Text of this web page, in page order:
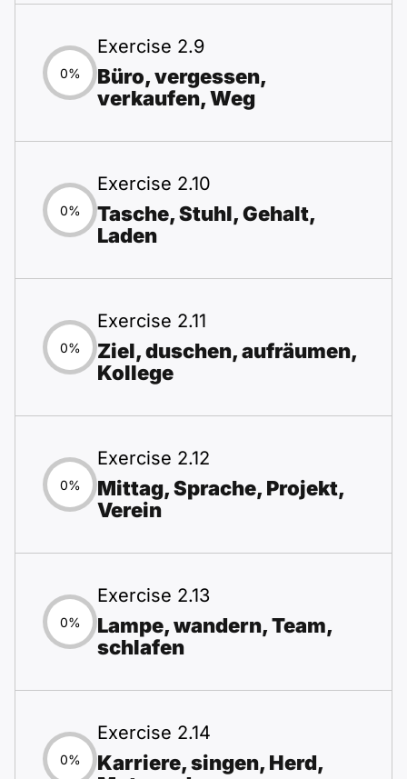
0%
Exercise 2.9
Büro, vergessen,
verkaufen, Weg
0%
Exercise 2.10
Tasche, Stuhl, Gehalt,
Laden
0%
Exercise 2.11
Ziel, duschen, aufräumen,
Kollege
0%
Exercise 2.12
Mittag, Sprache, Projekt,
Verein
0%
Exercise 2.13
Lampe, wandern, Team,
schlafen
0%
Exercise 2.14
Karriere, singen, Herd,